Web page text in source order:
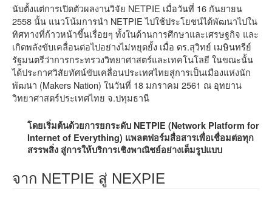
นับตั้งแต่การเปิดตัวผลงานวิจัย NETPIE เมื่อวันที่ 16 กันยายน
2558 นั้น แนวโน้มการนำ NETPIE ไปใช้ประโยชน์ได้พัฒนาไปใน
ทิศทางที่ก้าวหน้าขึ้นเรื่อยๆ ทั้งในด้านการศึกษาและเศรษฐกิจ และ
เกิดพลังขับเคลื่อนต่อไปอย่างไม่หยุดยั้ง เมื่อ ดร.สุวิทย์ เมษินทรีย์
รัฐมนตรีว่าการกระทรวงวิทยาศาสตร์และเทคโนโลยี ในขณะนั้น
ได้ประกาศวิสัยทัศน์ขับเคลื่อนประเทศไทยสู่การเป็นเมืองแห่งนัก
พัฒนา (Makers Nation) ในวันที่ 18 มกราคม 2561 ณ อุทยาน
วิทยาศาสตร์ประเทศไทย จ.ปทุมธานี
โดยเริ่มต้นด้วยการยกระดับ NETPIE (Network Platform for
Internet of Everything) แพลตฟอร์มสื่อสารเพื่อเชื่อมต่อทุก
สรรพสิ่ง สู่การให้บริการเชิงพาณิชย์อย่างเต็มรูปแบบ
จาก NETPIE สู่ NEXPIE